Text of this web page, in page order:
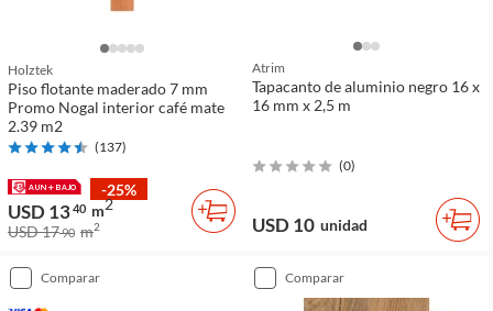
Holztek
Piso flotante maderado 7 mm
Promo Nogal interior café mate
2.39 m2
(137)
-25%
USD 1340 m2
USD 1790 m2
Atrim
Tapacanto de aluminio negro 16 x
16 mm x 2,5 m
(0)
USD 10 unidad
comparar comparar